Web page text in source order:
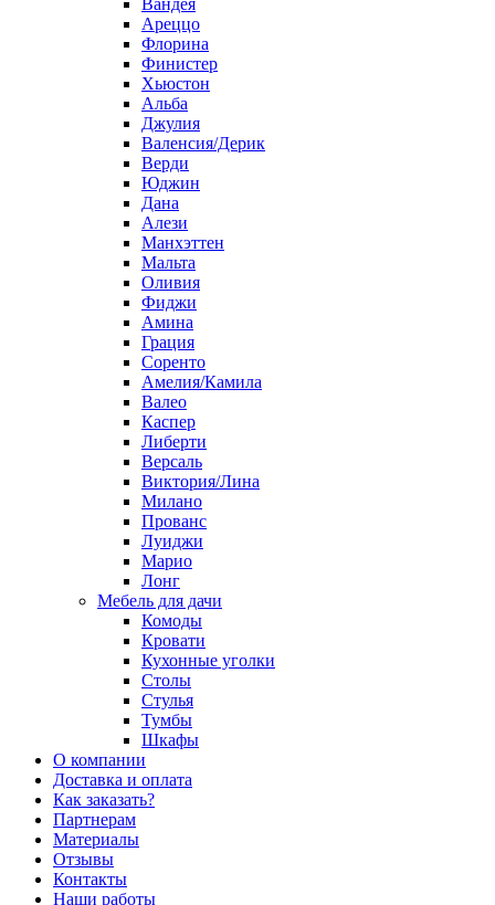
Вандея
Ареццо
Флорина
Финистер
Хьюстон
Альба
Джулия
Валенсия/Дерик
Верди
Юджин
Дана
Алези
Манхэттен
Мальта
Оливия
Фиджи
Амина
Грация
Соренто
Амелия/Камила
Валео
Каспер
Либерти
Версаль
Виктория/Лина
Милано
Прованс
Луиджи
Марио
Лонг
Мебель для дачи
Комоды
Кровати
Кухонные уголки
Столы
Стулья
Тумбы
Шкафы
О компании
Доставка и оплата
Как заказать?
Партнерам
Материалы
Отзывы
Контакты
Наши работы